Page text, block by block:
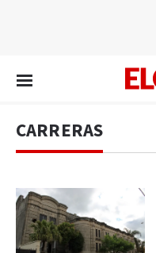
CARRERAS